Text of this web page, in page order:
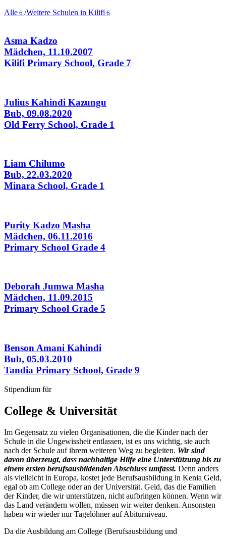
Alle 6 /Weitere Schulen in Kilifi 6
Asma Kadzo
Mädchen, 11.10.2007
Kilifi Primary School, Grade 7
Julius Kahindi Kazungu
Bub, 09.08.2020
Old Ferry School, Grade 1
Liam Chilumo
Bub, 22.03.2020
Minara School, Grade 1
Purity Kadzo Masha
Mädchen, 06.11.2016
Primary School Grade 4
Deborah Jumwa Masha
Mädchen, 11.09.2015
Primary School Grade 5
Benson Amani Kahindi
Bub, 05.03.2010
Tandia Primary School, Grade 9
Stipendium für
College & Universität
Im Gegensatz zu vielen Organisationen, die die Kinder nach der
Schule in die Ungewissheit entlassen, ist es uns wichtig, sie auch
nach der Schule auf ihrem weiteren Weg zu begleiten. Wir sind
davon überzeugt, dass nachhaltige Hilfe eine Unterstützung bis zu
einem ersten berufsausbildenden Abschluss umfasst. Denn anders
als vielleicht in Europa, kostet jede Berufsausbildung in Kenia Geld,
egal ob am College oder an der Universität. Geld, das die Familien
der Kinder, die wir unterstützen, nicht aufbringen können. Wenn wir
das Land verändern wollen, müssen wir weiter denken. Ansonsten
haben wir wieder nur Tagelöhner auf Abiturniveau.
Da die Ausbildung am College (Berufsausbildung und